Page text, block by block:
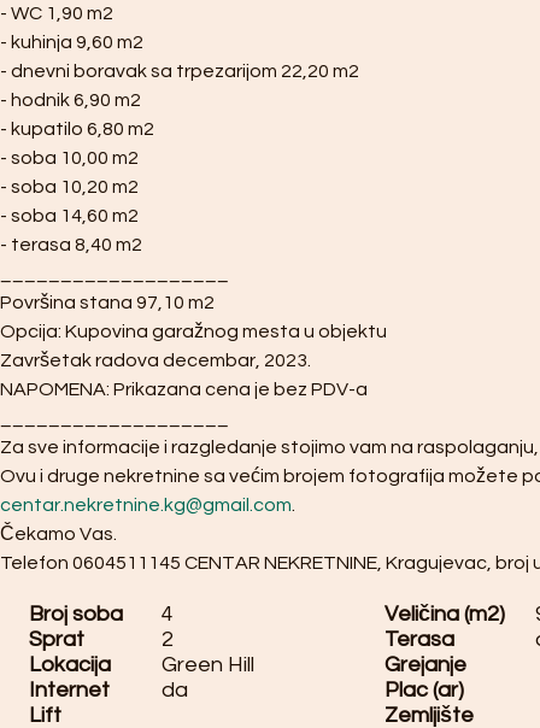
- WC 1,90 m2
- kuhinja 9,60 m2
- dnevni boravak sa trpezarijom 22,20 m2
- hodnik 6,90 m2
- kupatilo 6,80 m2
- soba 10,00 m2
- soba 10,20 m2
- soba 14,60 m2
- terasa 8,40 m2
Površina stana 97,10 m2
Opcija: Kupovina garažnog mesta u objektu
Završetak radova decembar, 2023.
NAPOMENA: Prikazana cena je bez PDV-a
Za sve informacije i razgledanje stojimo vam na
Ovu i druge nekretnine sa većim brojem fotografija možete
centar.nekretnine.kg@gmail.com
Čekamo Vas.
Telefon 0604511145 CENTAR NEKRETNINE, Kragujevac,
Broj soba 4 Veličina (m2)
Sprat
2 Terasa
Lokacija
Green Hill
Grejanje
Internet
da
Plac (ar)
Lift
Zemljište